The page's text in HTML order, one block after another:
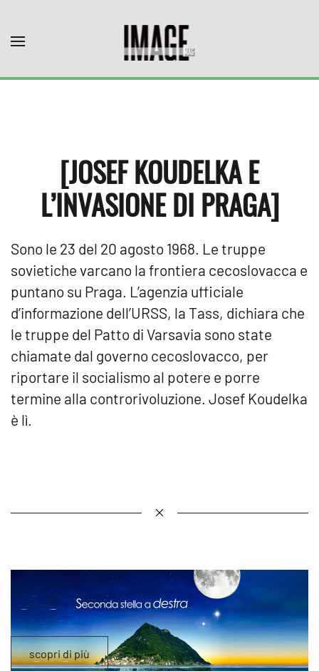
Skip to main content
[JOSEF KOUDELKA E
L’INVASIONE DI PRAGA]
Sono le 23 del 20 agosto 1968. Le truppe
sovietiche varcano la frontiera cecoslovacca e
puntano su Praga. L’agenzia ufficiale
d’informazione dell’URSS, la Tass, dichiara che
le truppe del Patto di Varsavia sono state
chiamate dal governo cecoslovacco, per
riportare il socialismo al potere e porre
termine alla controrivoluzione. Josef Koudelka
è lì.
scopri di più